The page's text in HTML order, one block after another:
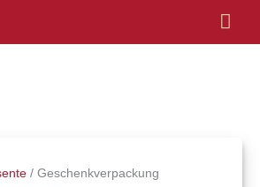
/ Geschenkverpackung